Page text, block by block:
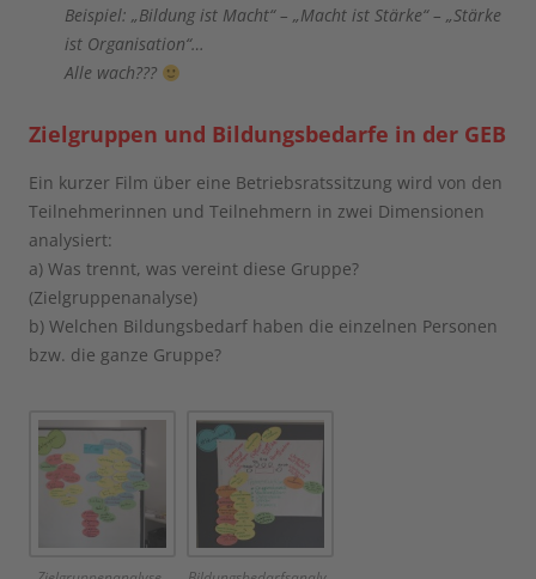
Beispiel: „Bildung ist Macht“ – „Macht ist Stärke“ – „Stärke
ist Organisation“…
Alle wach???
Zielgruppen und Bildungsbedarfe in der GEB
Ein kurzer Film über eine Betriebsratssitzung wird von den
Teilnehmerinnen und Teilnehmern in zwei Dimensionen
analysiert:
a) Was trennt, was vereint diese Gruppe?
(Zielgruppenanalyse)
b) Welchen Bildungsbedarf haben die einzelnen Personen
bzw. die ganze Gruppe?